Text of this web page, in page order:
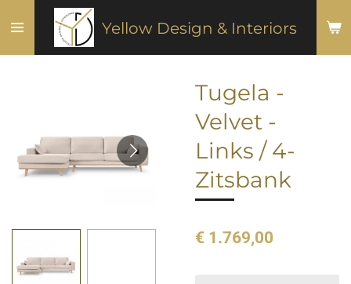
direct
naar
Yellow Design & Interiors
Tugela -
Velvet -
Links / 4-
Zitsbank
€ 1.769,00